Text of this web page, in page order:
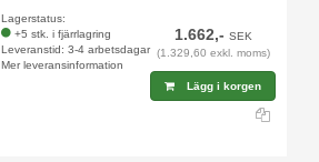
Lagerstatus:
+5 stk. i fjärrlagring
Leveranstid: 3-4 arbetsdagar
Mer leveransinformation
1.662,- SEK
(1.329,60 exkl. moms)
Lägg i korgen